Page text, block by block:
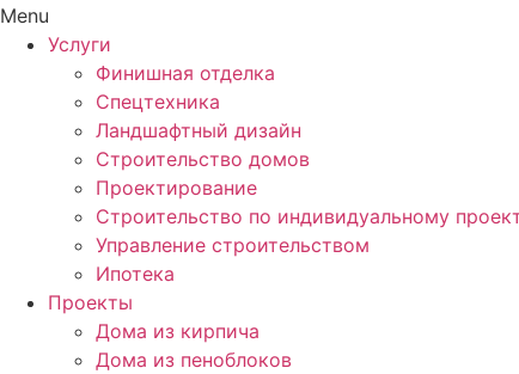
Menu
Услуги
Финишная отделка
Спецтехника
Ландшафтный дизайн
Строительство домов
Проектирование
Строительство по индивидуальному
Управление строительством
Ипотека
Проекты
Дома из кирпича
Дома из пеноблоков